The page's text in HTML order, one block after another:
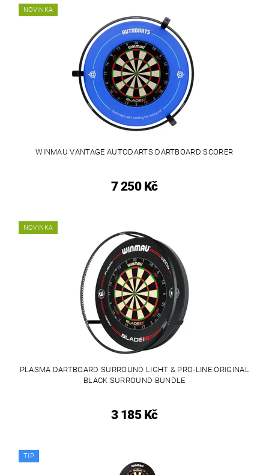
NOVINKA
WINMAU VANTAGE AUTODARTS DARTBOARD SCORER
7 250 Kč
NOVINKA
PLASMA DARTBOARD SURROUND LIGHT & PRO-LINE ORIGINAL
BLACK SURROUND BUNDLE
3 185 Kč
TIP